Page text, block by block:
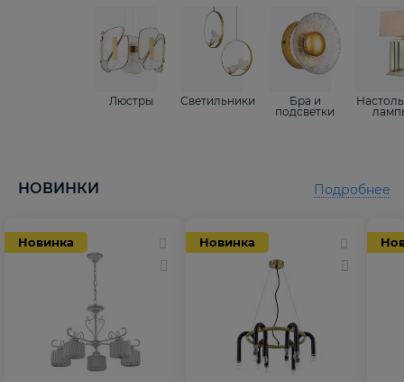
Люстры Светильники
Бра и
подсветки
НОВИНКИ
Новинка Новинка
Подробнее